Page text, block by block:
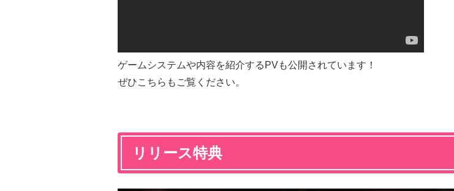
ゲームシステムや内容を紹介するPVも公開されています！
ぜひこちらもご覧ください。
リリース特典